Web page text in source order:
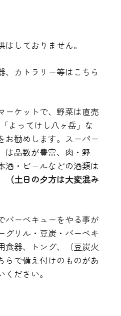
しておりません。
、カトラリー等はこちら
ーケットで、野菜は直売
よってけし八ヶ岳」な
お勧めします。スーパー
は品数が豊富、肉・野
酒・ビールなどの酒類は
（土日の夕方は大変混み
バーベキューをやる事が
グリル・豆炭・バーベキ
食器、トング、（豆炭火
らで備え付けのものがあ
ださい。